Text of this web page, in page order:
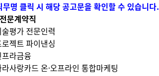
무명 클릭 시 해당 공고문을 확인할 수 있습니다.
문계약직
평가 전문인력
젝트 파이낸싱
라금융
사랑카드 온·오프라인 통합마케팅